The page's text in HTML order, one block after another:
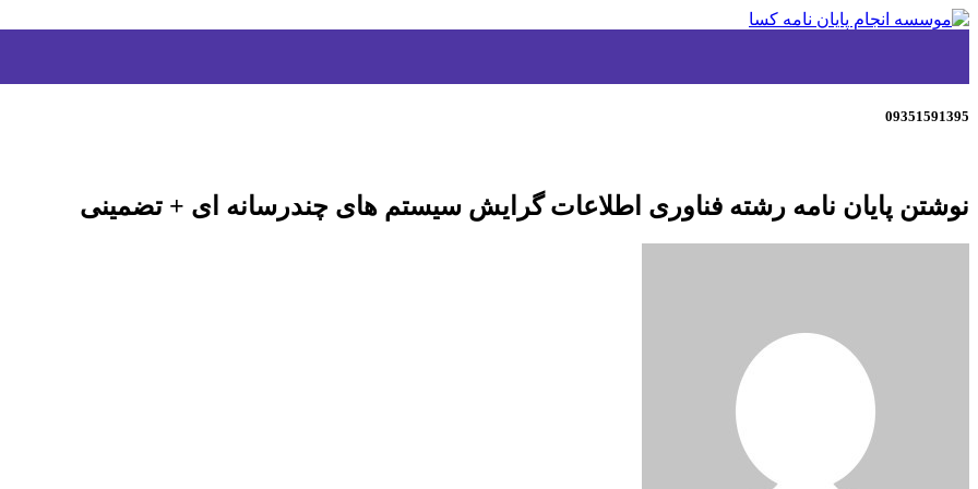
09351591395
نوشتن پایان نامه رشته فناوری اطلاعات گرایش سیستم های چندرسانه ای + تضمینی